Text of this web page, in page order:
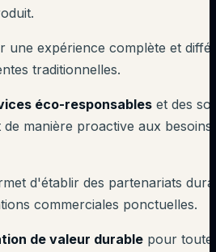
une expérience complète et
traditionnelles.
éco-responsables et des
manière proactive aux
d'établir des partenariats
commerciales ponctuelles.
de valeur durable pour